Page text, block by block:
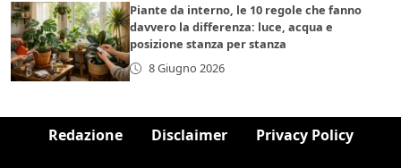
Piante da interno, le 10 regole che fanno
davvero la differenza: luce, acqua e
posizione stanza per stanza
8 Giugno 2026
Redazione Disclaimer Privacy Policy